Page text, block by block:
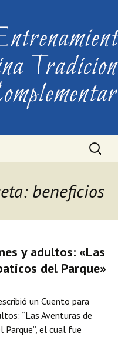
Buscar:
beneficios
y adultos: «Las
del Parque»
un Cuento para
“Las Aventuras de
Parque”, el cual fue